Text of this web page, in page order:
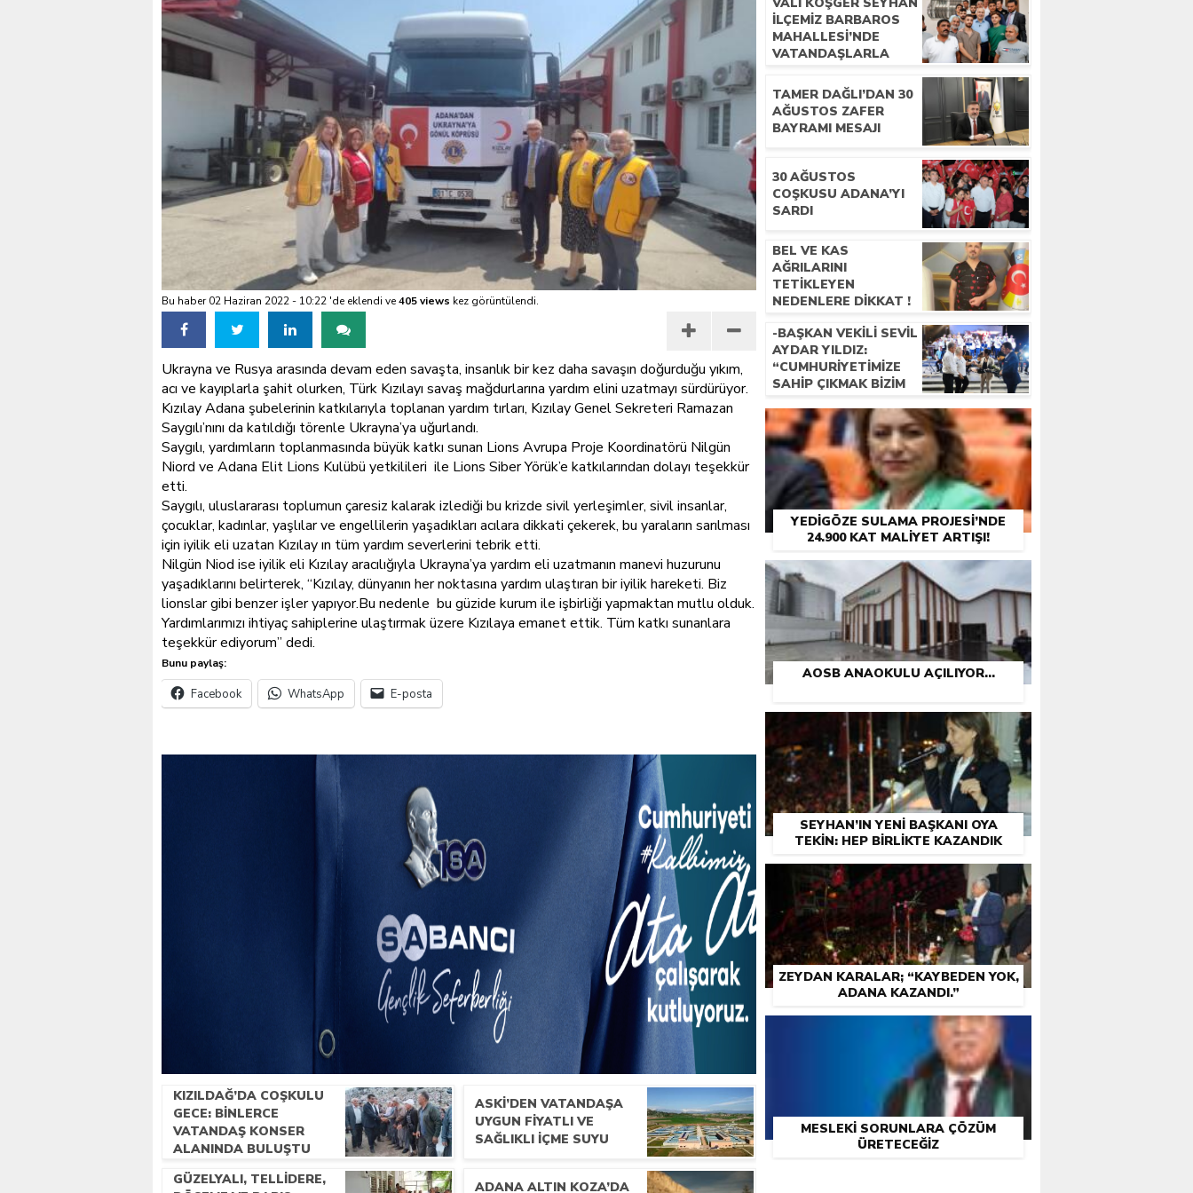
VALİ KÖŞGER SEYHAN İLÇEMİZ BARBAROS MAHALLESİ’NDE VATANDAŞLARLA BULUŞTU
Bu haber 02 Haziran 2022 - 10:22 'de eklendi ve405 views kez görüntülendi.
Ukrayna ve Rusya arasında devam eden savaşta, insanlık bir kez daha savaşın doğurduğu yıkım,
acı ve kayıplarla şahit olurken, Türk Kızılayı savaş mağdurlarına yardım elini uzatmayı sürdürüyor.
Kızılay Adana şubelerinin katkılarıyla toplanan yardım tırları, Kızılay Genel Sekreteri Ramazan
Saygılı’nını da katıldığı törenle Ukrayna’ya uğurlandı.
Saygılı, yardımların toplanmasında büyük katkı sunan Lions Avrupa Proje Koordinatörü Nilgün
Niord ve Adana Elit Lions Kulübü yetkilileri ile Lions Siber Yörük’e katkılarından dolayı teşekkür
etti.
Saygılı, uluslararası toplumun çaresiz kalarak izlediği bu krizde sivil yerleşimler, sivil insanlar,
çocuklar, kadınlar, yaşlılar ve engellilerin yaşadıkları acılara dikkati çekerek, bu yaraların sarılması
için iyilik eli uzatan Kızılay ın tüm yardım severlerini tebrik etti.
Nilgün Niod ise iyilik eli Kızılay aracılığıyla Ukrayna’ya yardım eli uzatmanın manevi huzurunu
yaşadıklarını belirterek, “Kızılay, dünyanın her noktasına yardım ulaştıran bir iyilik hareketi. Biz
lionslar gibi benzer işler yapıyor.Bu nedenle bu güzide kurum ile işbirliği yapmaktan mutlu olduk.
Yardımlarımızı ihtiyaç sahiplerine ulaştırmak üzere Kızılaya emanet ettik. Tüm katkı sunanlara
teşekkür ediyorum” dedi.
Bunu paylaş:
Facebook WhatsApp E-posta
KIZILDAĞ’DA COŞKULU
GECE: BINLERCE
VATANDAŞ KONSER
ALANINDA BULUŞTU
ASKİ’DEN VATANDAŞA
UYGUN FIYATLI VE
SAĞLIKLI IÇME SUYU
GÜZELYALI, TELLIDERE,
ADANA ALTIN KOZA’DA
İLÇEMİZ BARBAROS
MAHALLESİ’NDE
VATANDAŞLARLA
TAMER DAĞLI’DAN 30
AĞUSTOS ZAFER
BAYRAMI MESAJI
30 AĞUSTOS
COŞKUSU ADANA’YI
SARDI
BEL VE KAS
AĞRILARINI
TETİKLEYEN
NEDENLERE DİKKAT !
-BAŞKAN VEKILI SEVIL
AYDAR YILDIZ:
“CUMHURIYETIMIZE
SAHIP ÇIKMAK BIZIM
YEDIGÖZE SULAMA PROJESI’NDE
24.900 KAT MALIYET ARTIŞI!
AOSB ANAOKULU AÇILIYOR…
SEYHAN’IN YENI BAŞKANI OYA
TEKIN: HEP BIRLIKTE KAZANDIK
ZEYDAN KARALAR; “KAYBEDEN YOK,
ADANA KAZANDI.”
MESLEKI SORUNLARA ÇÖZÜM
ÜRETECEĞIZ